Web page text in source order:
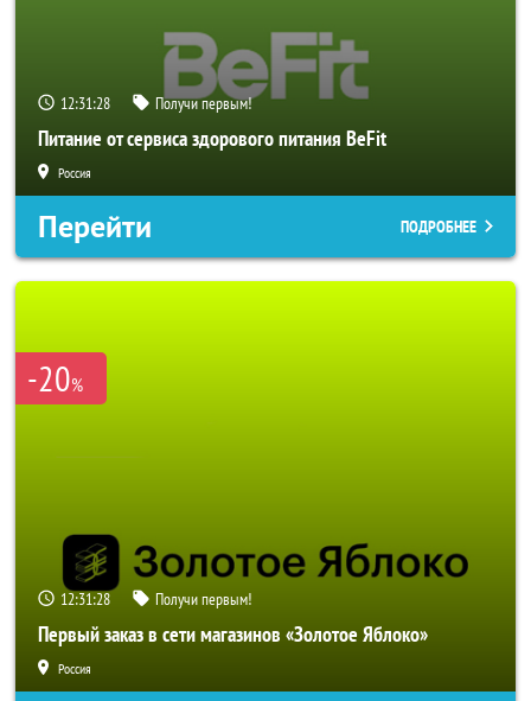
12:31:26 Получи первым!
Питание от сервиса здорового питания BeFit
Россия
Перейти ПОДРОБНЕЕ
-20%
12:31:26 Получи первым!
Первый заказ в сети магазинов «Золотое Яблоко»
Россия